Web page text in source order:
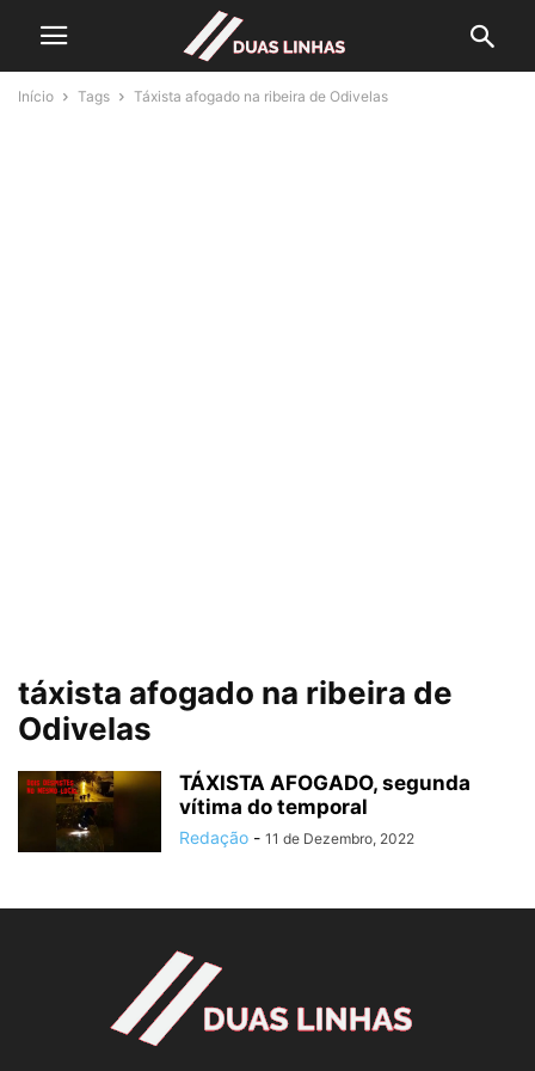
Início Tags Táxista afogado na ribeira de Odivelas
táxista afogado na ribeira de
Odivelas
TÁXISTA AFOGADO, segunda
vítima do temporal
Redação - 11 de Dezembro, 2022